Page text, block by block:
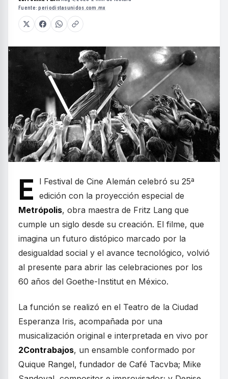
Fuente:periodistasunidos.com.mx
E
l Festival de Cine Alemán celebró su 25ª
edición con la proyección especial de
Metrópolis, obra maestra de Fritz Lang que
cumple un siglo desde su creación. El filme, que
imagina un futuro distópico marcado por la
desigualdad social y el avance tecnológico, volvió
al presente para abrir las celebraciones por los
60 años del Goethe-Institut en México.
La función se realizó en el Teatro de la Ciudad
Esperanza Iris, acompañada por una
musicalización original e interpretada en vivo por
2Contrabajos, un ensamble conformado por
Quique Rangel, fundador de Café Tacvba; Mike